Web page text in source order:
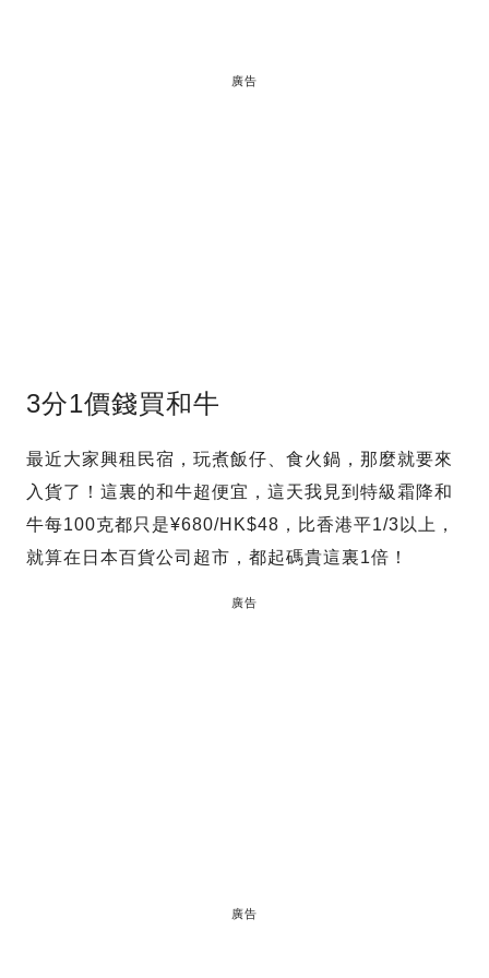
廣告
3分1價錢買和牛
最近大家興租民宿，玩煮飯仔、食火鍋，那麼就要來
入貨了！這裏的和牛超便宜，這天我見到特級霜降和
牛每100克都只是¥680/HK$48，比香港平1/3以上，
就算在日本百貨公司超市，都起碼貴這裏1倍！
廣告
廣告